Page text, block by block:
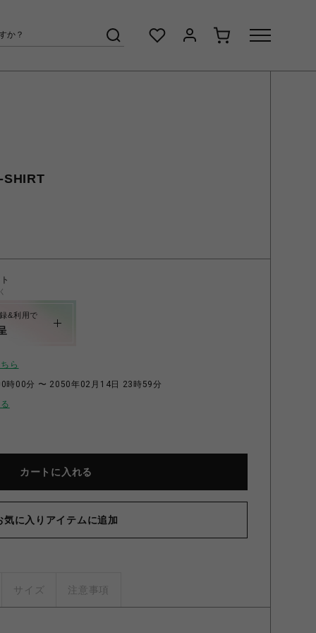
SHIRT
&利用で
ら
時00分 〜 2050年02月14日 23時59分
カートに入れる
気に入りアイテムに追加
サイズ 注意事項